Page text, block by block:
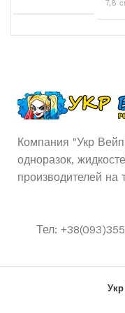
7,8
Персик,
НИКОТИНА
ЗАТЯЖЕК 5000
Компания "Укр
одноразок,
производителей
Тел: